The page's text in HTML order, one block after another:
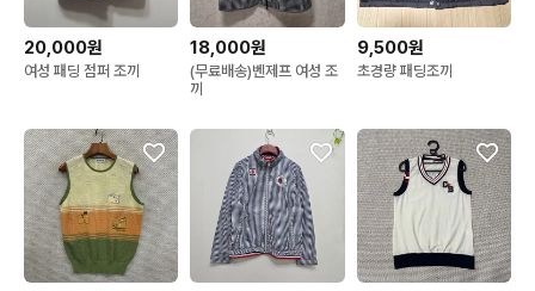
20,000원
여성 패딩 점퍼 조끼
18,000원
(무료배송)벤제프 여성 조
끼
9,500원
초경량 패딩조끼